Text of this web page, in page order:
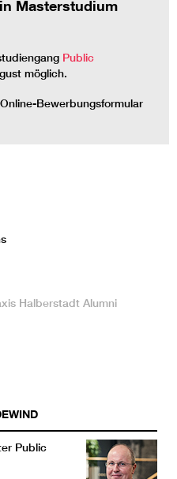
Masterstudium
Public
möglich.
Bewerbungsformular
Halberstadt Alumni
Public